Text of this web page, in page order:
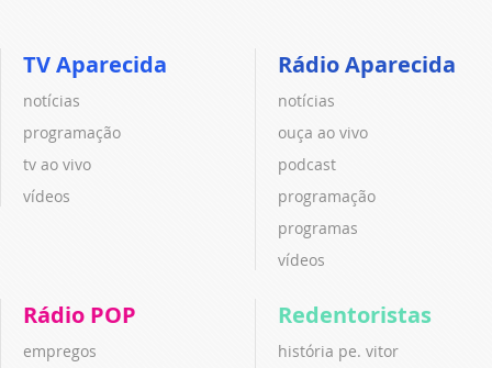
TV Aparecida
notícias
programação
tv ao vivo
vídeos
Rádio Aparecida
notícias
ouça ao vivo
podcast
programação
programas
vídeos
Rádio POP
empregos
Redentoristas
história pe. vitor